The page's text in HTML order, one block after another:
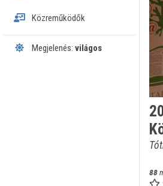
Közreműködők
Megjelenés: világos
88